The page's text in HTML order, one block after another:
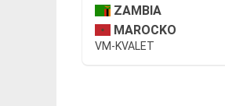
ZAMBIA
MAROCKO
VM-KVALET